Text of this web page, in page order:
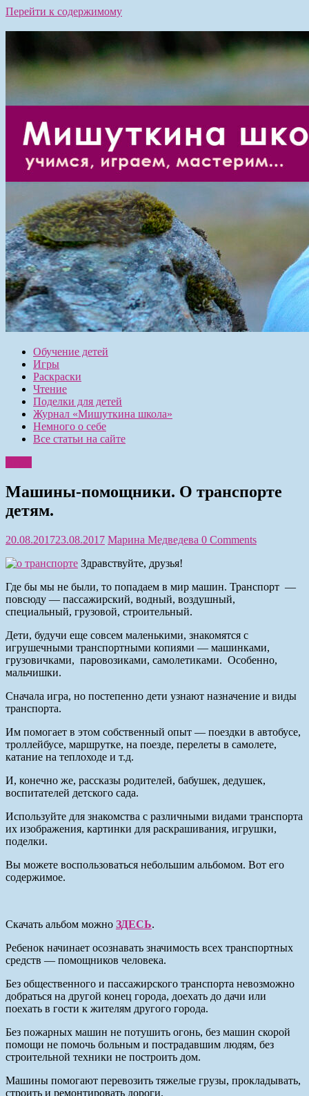
Перейти к содержимому
Обучение детей
Игры
Раскраски
Чтение
Поделки для детей
Журнал «Мишуткина школа»
Немного о себе
Все статьи на сайте
Машины-помощники. О транспорте
детям.
20.08.201723.08.2017 Марина Медведева 0 Comments
Здравствуйте, друзья!
Где бы мы не были, то попадаем в мир машин. Транспорт —
повсюду — пассажирский, водный, воздушный,
специальный, грузовой, строительный.
Дети, будучи еще совсем маленькими, знакомятся с
игрушечными транспортными копиями — машинками,
грузовичками, паровозиками, самолетиками. Особенно,
мальчишки.
Сначала игра, но постепенно дети узнают назначение и виды
транспорта.
Им помогает в этом собственный опыт — поездки в автобусе,
троллейбусе, маршрутке, на поезде, перелеты в самолете,
катание на теплоходе и т.д.
И, конечно же, рассказы родителей, бабушек, дедушек,
воспитателей детского сада.
Используйте для знакомства с различными видами транспорта
их изображения, картинки для раскрашивания, игрушки,
поделки.
Вы можете воспользоваться небольшим альбомом. Вот его
содержимое.
Скачать альбом можно ЗДЕСЬ.
Ребенок начинает осознавать значимость всех транспортных
средств — помощников человека.
Без общественного и пассажирского транспорта невозможно
добраться на другой конец города, доехать до дачи или
поехать в гости к жителям другого города.
Без пожарных машин не потушить огонь, без машин скорой
помощи не помочь больным и пострадавшим людям, без
строительной техники не построить дом.
Машины помогают перевозить тяжелые грузы, прокладывать,
строить и ремонтировать дороги.